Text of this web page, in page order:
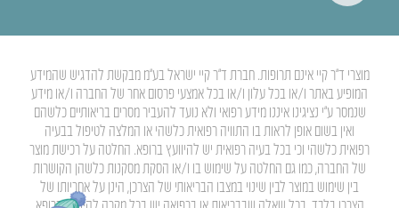
מוצרי ד”ר קיי אינם תרופות. חברת ד”ר קיי ישראל בע”מ מבקשת להדגיש שהמידע
המופיע באתר ו/או בכל עלון ו/או בכל אמצעי פרסום אחר של החברה ו/או מידע
שנמסר ע”י נציגינו איננו מידע רפואי ולא נועד להעביר מסרים בריאותיים כלשהם
ואין בשום אופן לראות בו התוויה רפואית כלשהי או המלצה לטיפול בבעיה
רפואית כלשהי וכי בכל בעיה רפואית יש להיוועץ ברופא. החלטה על רכישת מוצר
של החברה, כמו גם החלטה על שימוש בו ו/או הסקת מסקנות כלשהן הקושרות
בין שימוש במוצר לבין שינוי במצבו הבריאותי של הצרכן, הינן על אחריותו של